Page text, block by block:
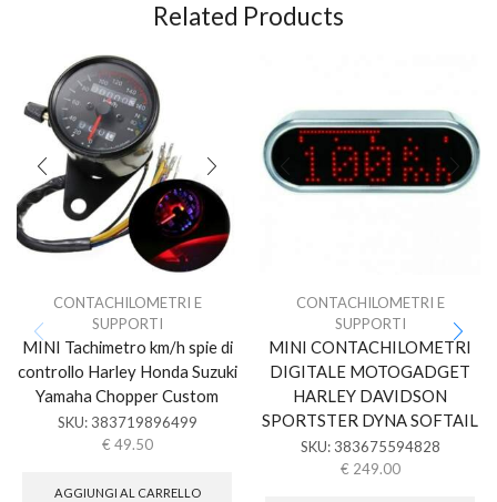
Related Products
CONTACHILOMETRI E
SUPPORTI
MINI Tachimetro km/h spie di
controllo Harley Honda Suzuki
Yamaha Chopper Custom
SKU: 383719896499
€ 49.50
AGGIUNGI AL CARRELLO
CONTACHILOMETRI E
SUPPORTI
MINI CONTACHILOMETRI
DIGITALE MOTOGADGET
HARLEY DAVIDSON
SPORTSTER DYNA SOFTAIL
SKU: 383675594828
€ 249.00